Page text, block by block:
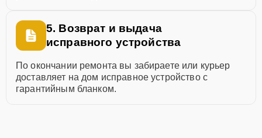
5. Возврат и выдача
исправного устройства
По окончании ремонта вы забираете или курьер
доставляет на дом исправное устройство с
гарантийным бланком.